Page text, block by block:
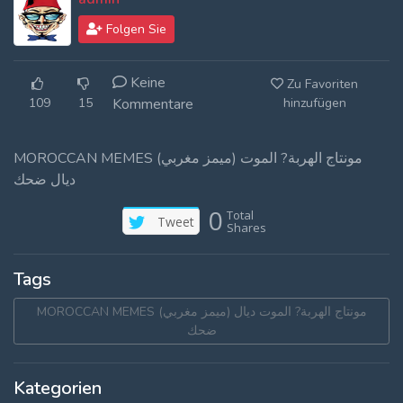
Log In
Folgen Sie
109 15
Keine
Kommentare
Zu Favoriten
hinzufügen
MOROCCAN MEMES (ميمز مغربي) مونتاج الهربة? الموت
ديال ضحك
Tweet 0 Total
Shares
Tags
MOROCCAN MEMES (ميمز مغربي) مونتاج الهربة? الموت ديال
ضحك
Kategorien